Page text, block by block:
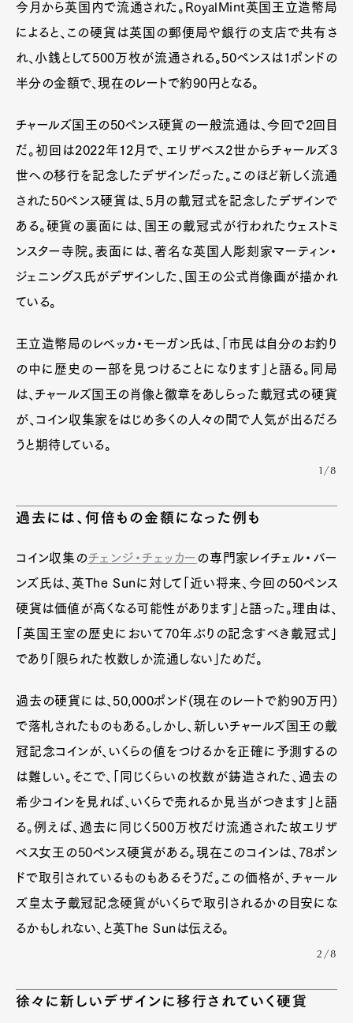
今月から英国内で流通された。RoyalMint英国王立造幣局
によると、この硬貨は英国の郵便局や銀行の支店で共有さ
れ、小銭として500万枚が流通される。50ペンスは1ポンドの
半分の金額で、現在のレートで約90円となる。
チャールズ国王の50ペンス硬貨の一般流通は、今回で2回目
だ。初回は2022年12月で、エリザベス2世からチャールズ3
世への移行を記念したデザインだった。このほど新しく流通
された50ペンス硬貨は、5月の戴冠式を記念したデザインで
ある。硬貨の裏面には、国王の戴冠式が行われたウェストミ
ンスター寺院。表面には、著名な英国人彫刻家マーティン・
ジェニングス氏がデザインした、国王の公式肖像画が描かれ
ている。
王立造幣局のレベッカ・モーガン氏は、「市民は自分のお釣り
の中に歴史の一部を見つけることになります」と語る。同局
は、チャールズ国王の肖像と徽章をあしらった戴冠式の硬貨
が、コイン収集家をはじめ多くの人々の間で人気が出るだろ
うと期待している。
1/8
過去には、何倍もの金額になった例も
コイン収集のチェンジ・チェッカー の専門家レイチェル・バー
ンズ氏は、英The Sunに対して「近い将来、今回の50ペンス
硬貨は価値が高くなる可能性があります」と語った。理由は、
「英国王室の歴史において70年ぶりの記念すべき戴冠式」
であり「限られた枚数しか流通しない」ためだ。
過去の硬貨には、50,000ポンド(現在のレートで約90万円)
で落札されたものもある。しかし、新しいチャールズ国王の戴
冠記念コインが、いくらの値をつけるかを正確に予測するの
は難しい。そこで、「同じくらいの枚数が鋳造された、過去の
希少コインを見れば、いくらで売れるか見当がつきます」と語
る。例えば、過去に同じく500万枚だけ流通された故エリザ
ベス女王の50ペンス硬貨がある。現在このコインは、78ポン
ドで取引されているものもあるそうだ。この価格が、チャール
ズ皇太子戴冠記念硬貨がいくらで取引されるかの目安にな
るかもしれない、と英The Sunは伝える。
2/8
徐々に新しいデザインに移行されていく硬貨